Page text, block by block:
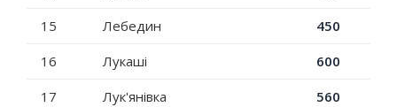
15
Лебедин
450
16
Лукаші
600
17
Лук'янівка
560